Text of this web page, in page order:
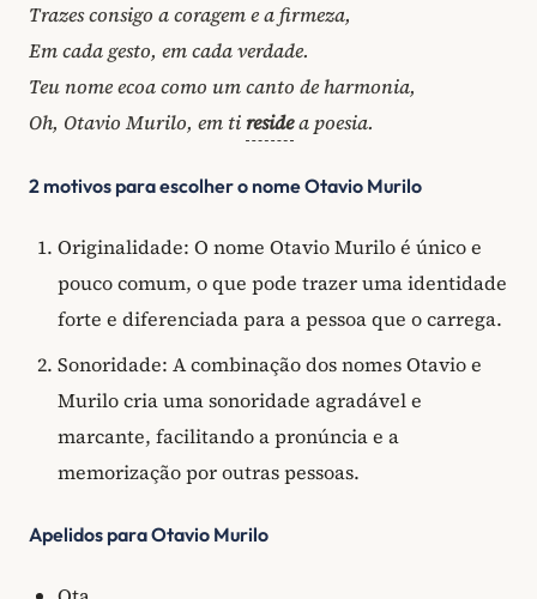
Trazes consigo a coragem e a firmeza,
Em cada gesto, em cada verdade.
Teu nome ecoa como um canto de harmonia,
Oh, Otavio Murilo, em ti residea poesia.
2 motivos para escolher o nome Otavio Murilo
Originalidade: O nome Otavio Murilo é único e
pouco comum, o que pode trazer uma identidade
forte e diferenciada para a pessoa que o carrega.
Sonoridade: A combinação dos nomes Otavio e
Murilo cria uma sonoridade agradável e
marcante, facilitando a pronúncia e a
memorização por outras pessoas.
Apelidos para Otavio Murilo